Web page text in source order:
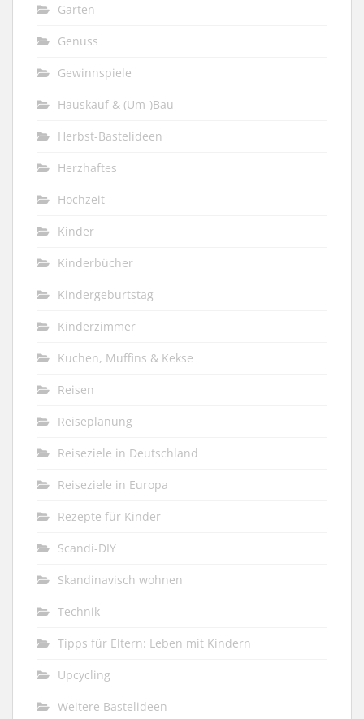
Garten
Genuss
Gewinnspiele
Hauskauf & (Um-)Bau
Herbst-Bastelideen
Herzhaftes
Hochzeit
Kinder
Kinderbücher
Kindergeburtstag
Kinderzimmer
Kuchen, Muffins & Kekse
Reisen
Reiseplanung
Reiseziele in Deutschland
Reiseziele in Europa
Rezepte für Kinder
Scandi-DIY
Skandinavisch wohnen
Technik
Tipps für Eltern: Leben mit Kindern
Upcycling
Weitere Bastelideen